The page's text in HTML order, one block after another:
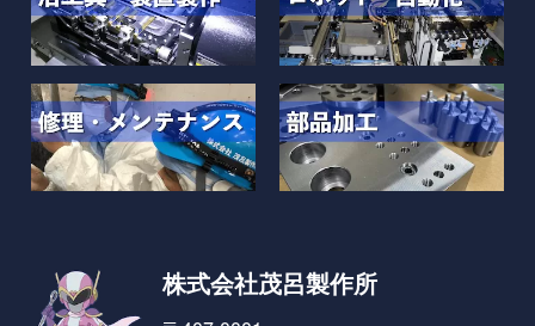
株式会社茂呂製作所